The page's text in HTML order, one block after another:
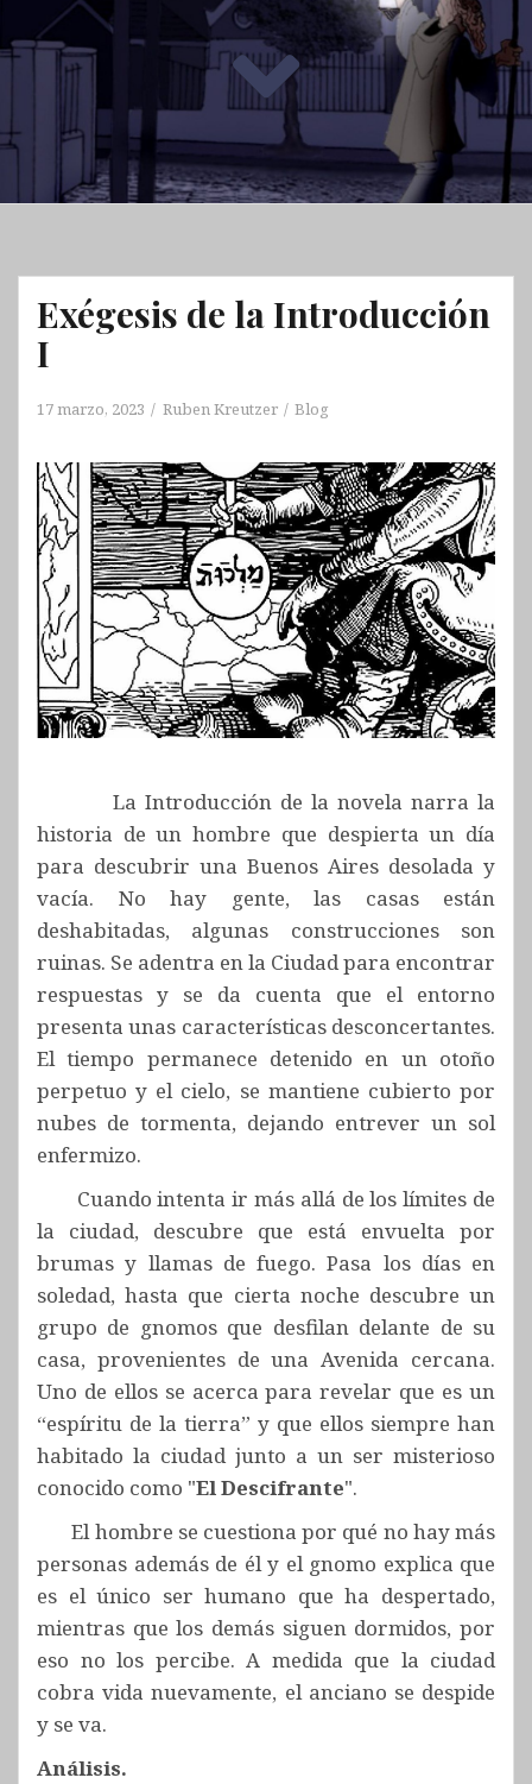
Exégesis de la Introducción
I
17 marzo, 2023 Ruben Kreutzer Blog
La Introducción de la novela narra la
historia de un hombre que despierta un día
para descubrir una Buenos Aires desolada y
vacía. No hay gente, las casas están
deshabitadas, algunas construcciones son
ruinas. Se adentra en la Ciudad para encontrar
respuestas y se da cuenta que el entorno
presenta unas características desconcertantes.
El tiempo permanece detenido en un otoño
perpetuo y el cielo, se mantiene cubierto por
nubes de tormenta, dejando entrever un sol
enfermizo.
Cuando intenta ir más allá de los límites de
la ciudad, descubre que está envuelta por
brumas y llamas de fuego. Pasa los días en
soledad, hasta que cierta noche descubre un
grupo de gnomos que desfilan delante de su
casa, provenientes de una Avenida cercana.
Uno de ellos se acerca para revelar que es un
“espíritu de la tierra” y que ellos siempre han
habitado la ciudad junto a un ser misterioso
conocido como "El Descifrante".
El hombre se cuestiona por qué no hay más
personas además de él y el gnomo explica que
es el único ser humano que ha despertado,
mientras que los demás siguen dormidos, por
eso no los percibe. A medida que la ciudad
cobra vida nuevamente, el anciano se despide
y se va.
Análisis.